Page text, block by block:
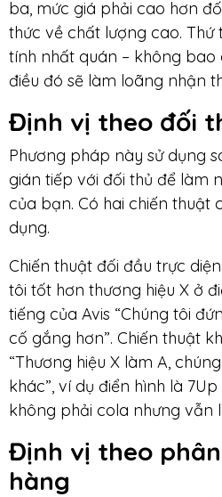
ba, mức giá phải cao hơn
thức về chất lượng cao.
tính nhất quán – không bao
điều đó sẽ làm loãng nhận
Định vị theo đối
Phương pháp này sử dụng
gián tiếp với đối thủ để làm
của bạn. Có hai chiến thuật
dụng.
Chiến thuật đối đầu trực
tôi tốt hơn thương hiệu X ở
tiếng của Avis “Chúng tôi
cố gắng hơn”. Chiến thuật
“Thương hiệu X làm A,
khác”, ví dụ điển hình là
không phải cola nhưng vẫn
Định vị theo
hàng